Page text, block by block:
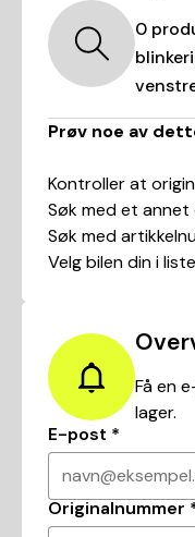
0
Prøv noe av
Kontroller at
Søk med et
Søk med
Velg bilen din i
Få en
lager.
E-post *
Originalnummer